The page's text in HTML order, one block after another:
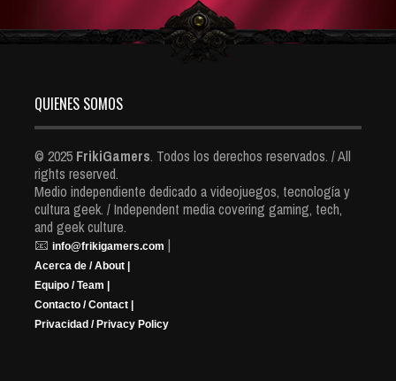
QUIENES SOMOS
© 2025 FrikiGamers. Todos los derechos reservados. / All
rights reserved.
Medio independiente dedicado a videojuegos, tecnología y
cultura geek. / Independent media covering gaming, tech,
and geek culture.
📧 info@frikigamers.com |
Acerca de / About |
Equipo / Team |
Contacto / Contact |
Privacidad / Privacy Policy